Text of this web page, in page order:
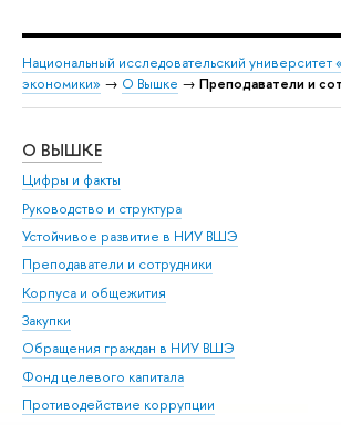
Национальный исследовательский университет
экономики» → О Вышке → Преподаватели и
О ВЫШКЕ
Цифры и факты
Руководство и структура
Устойчивое развитие в НИУ ВШЭ
Преподаватели и сотрудники
Корпуса и общежития
Закупки
Обращения граждан в НИУ ВШЭ
Фонд целевого капитала
Противодействие коррупции